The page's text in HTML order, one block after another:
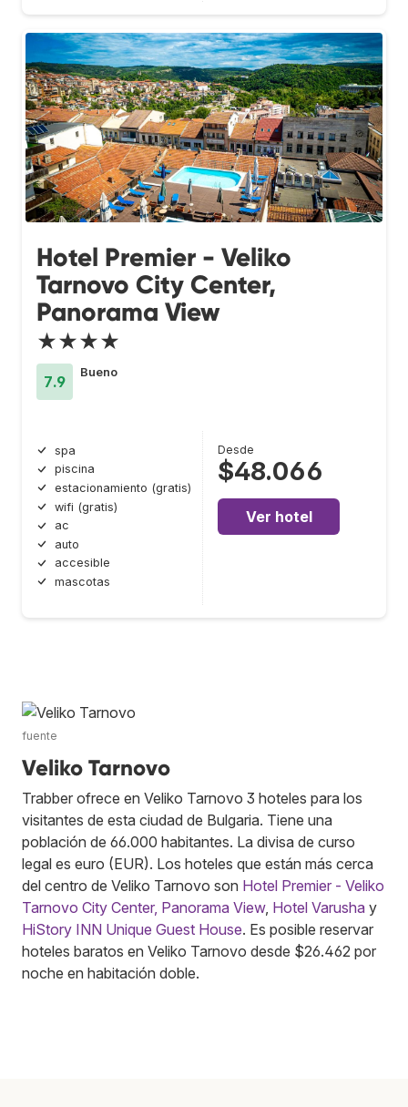
Hotel Premier - Veliko
Tarnovo City Center,
Panorama View
★★★★
7.9
Bueno
spa
piscina
estacionamiento (gratis)
wifi (gratis)
ac
auto
accesible
mascotas
Desde
$48.066
Ver hotel
fuente
Veliko Tarnovo
Trabber ofrece en Veliko Tarnovo 3 hoteles para los
visitantes de esta ciudad de Bulgaria. Tiene una
población de 66.000 habitantes. La divisa de curso
legal es euro (EUR). Los hoteles que están más cerca
del centro de Veliko Tarnovo son Hotel Premier - Veliko
Tarnovo City Center, Panorama View, Hotel Varusha y
HiStory INN Unique Guest House. Es posible reservar
hoteles baratos en Veliko Tarnovo desde $26.462 por
noche en habitación doble.